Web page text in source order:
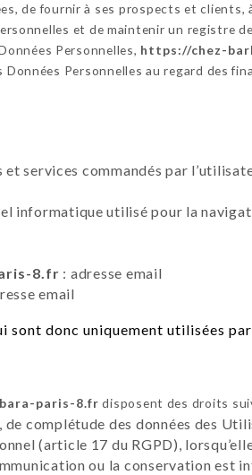
de fournir à ses prospects et clients,
et de maintenir un registre
Personnelles, https://chez-
Personnelles au regard des
services commandés par
informatique utilisé pour la
8.fr : adresse email
email
sont donc uniquement utilisées
paris-8.fr disposent des droits
complétude des données des
(article 17 du RGPD),
ou la conservation est